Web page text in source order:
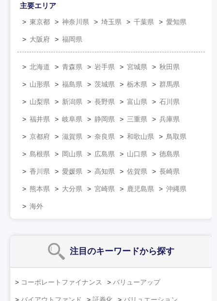
主要エリア
東京都 神奈川県 埼玉県 千葉県 愛知県
大阪府 福岡県
北海道 青森県 岩手県 宮城県 秋田県
山形県 福島県 茨城県 栃木県 群馬県
山梨県 新潟県 長野県 富山県 石川県
福井県 岐阜県 静岡県 三重県 兵庫県
京都府 滋賀県 奈良県 和歌山県 鳥取県
島根県 岡山県 広島県 山口県 徳島県
香川県 愛媛県 高知県 佐賀県 長崎県
熊本県 大分県 宮崎県 鹿児島県 沖縄県
海外
注目のキーワードから探す
コーポレートファイナンス バリューアップ
バイアウトファンド 証券化 バリュエーション